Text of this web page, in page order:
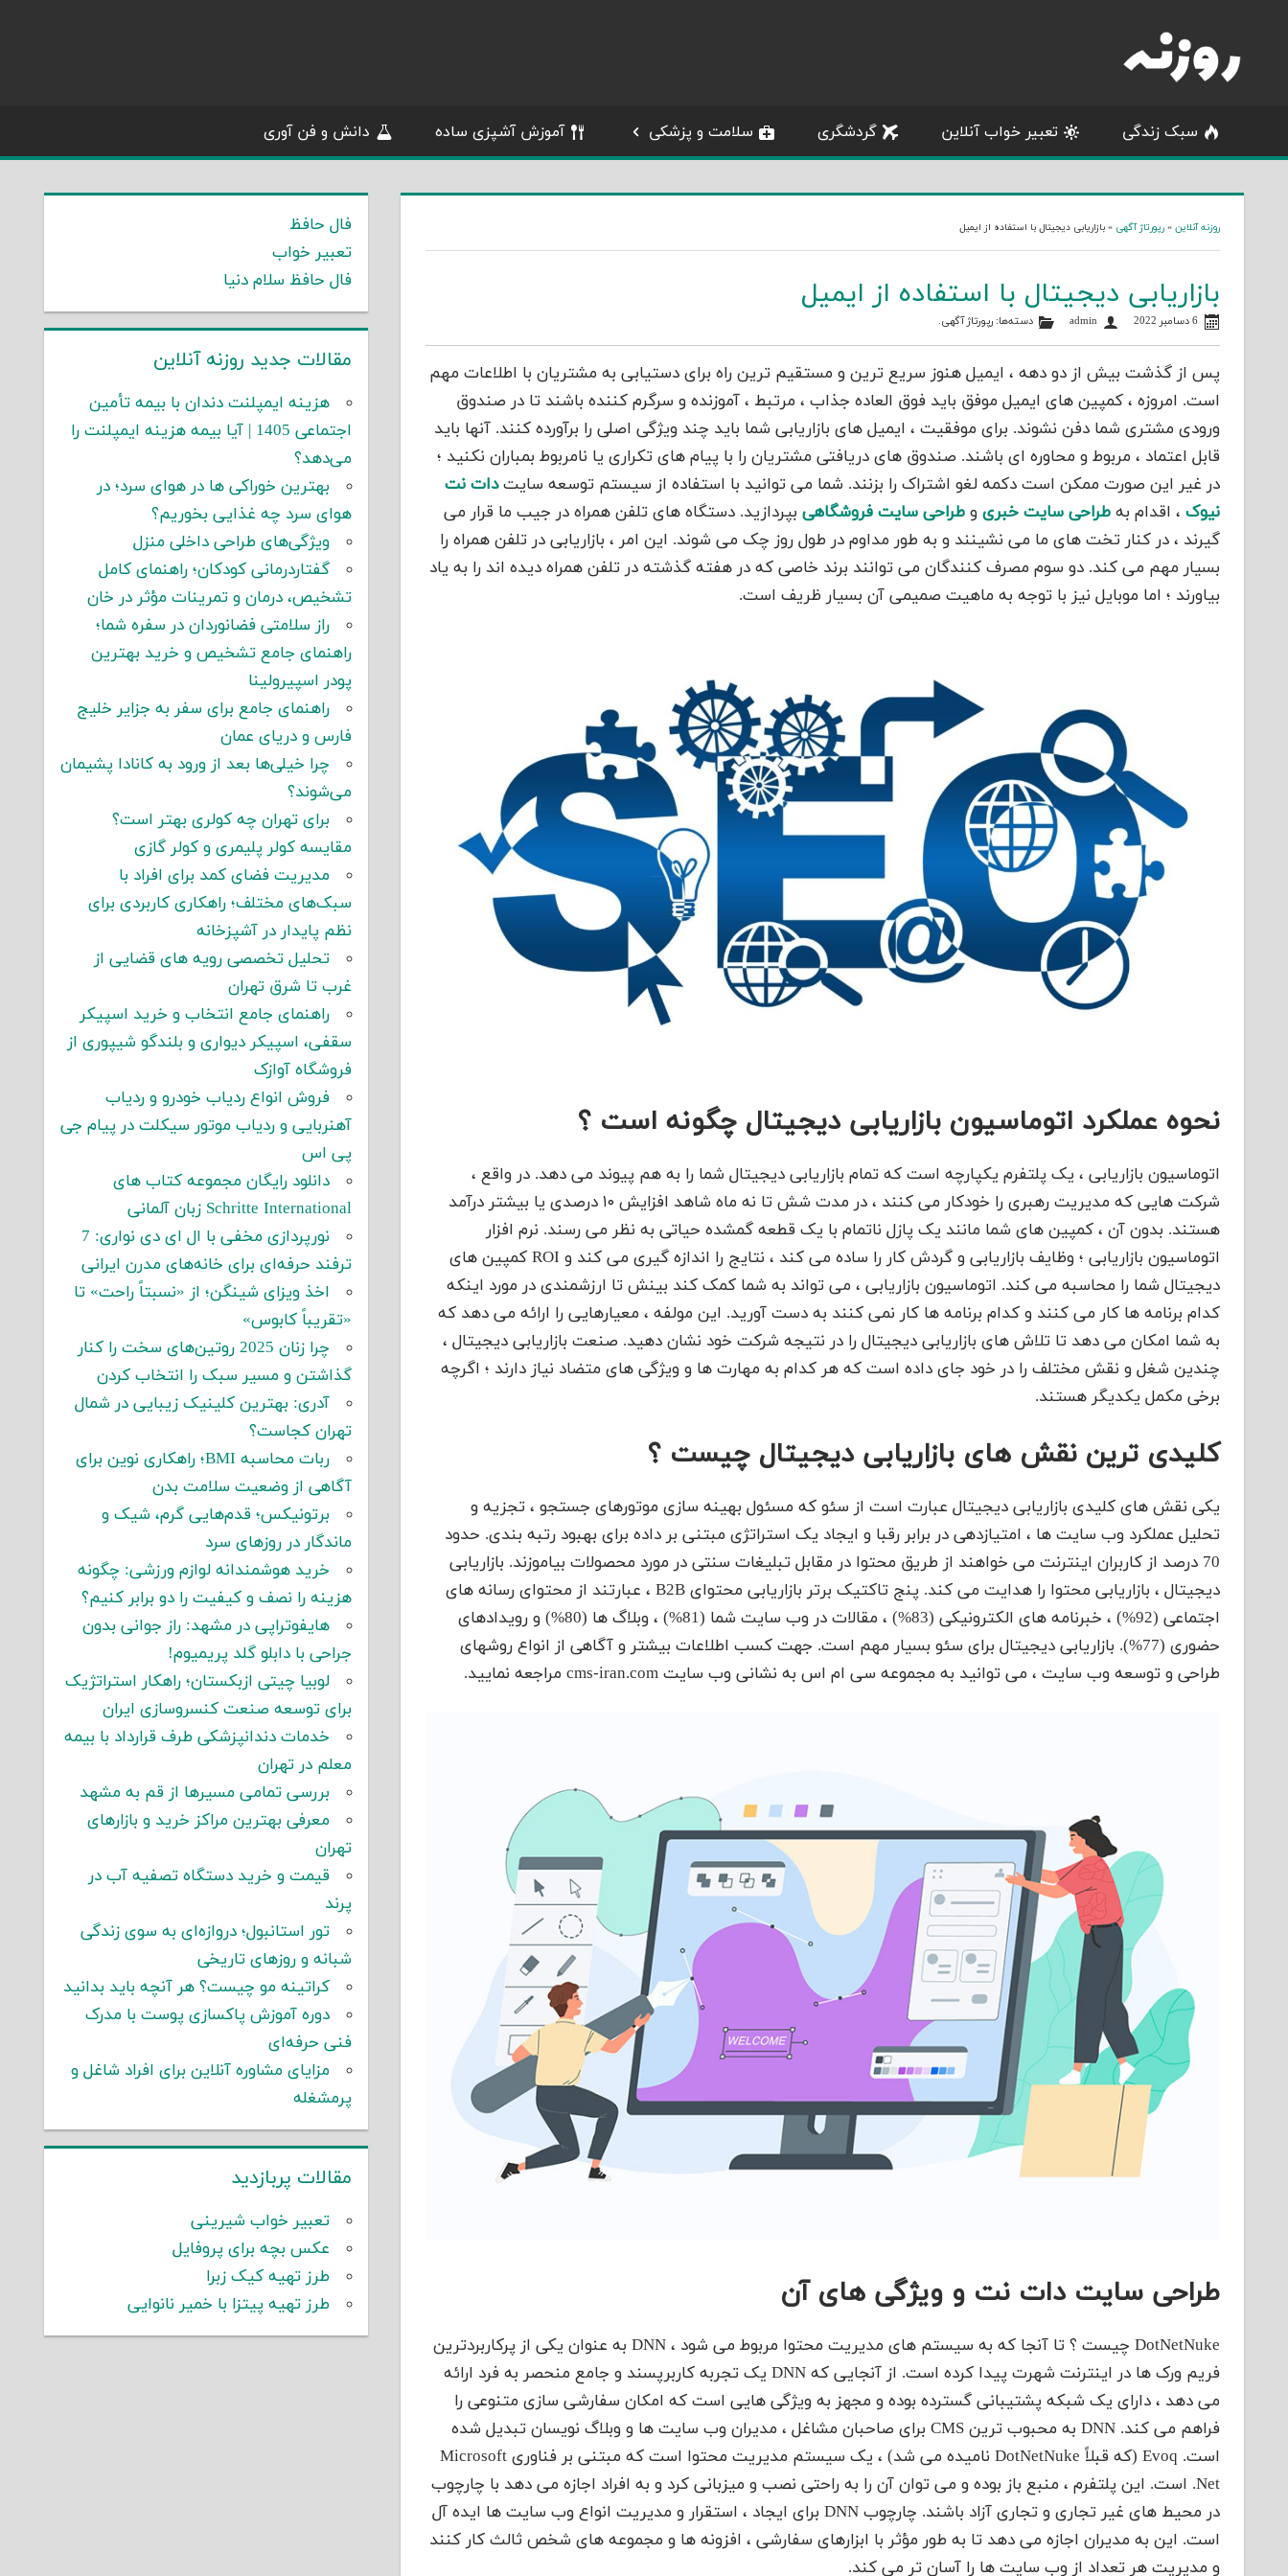
content
سبک زندگی تعبیر خواب آنلاین گردشگری سلامت و پزشکی آموزش آشپزی ساده دانش و فن آوری
روزنه آنلاین »رپورتاژ آگهی »بازاریابی دیجیتال با استفاده از ایمیل
بازاریابی دیجیتال با استفاده از ایمیل
6 دسامبر 2022 admin دسته‌ها:رپورتاژ آگهی.
پس از گذشت بیش از دو دهه ، ایمیل هنوز سریع‌ ترین و مستقیم‌ ترین راه برای دستیابی به مشتریان با اطلاعات مهم
است. امروزه ، کمپین های ایمیل موفق باید فوق العاده جذاب ، مرتبط ، آموزنده و سرگرم کننده باشند تا در صندوق
ورودی مشتری شما دفن نشوند. برای موفقیت ، ایمیل های بازاریابی شما باید چند ویژگی اصلی را برآورده کنند. آنها باید
قابل اعتماد ، مربوط و محاوره ای باشند. صندوق‌ های دریافتی مشتریان را با پیام‌ های تکراری یا نامربوط بمباران نکنید ؛
در غیر این صورت ممکن است دکمه لغو اشتراک را بزنند. شما می توانید با استفاده از سیستم توسعه سایتدات نت
نیوک ، اقدام بهطراحی سایت خبری وطراحی سایت فروشگاهی بپردازید. دستگاه های تلفن همراه در جیب ما قرار می
گیرند ، در کنار تخت های ما می نشینند و به طور مداوم در طول روز چک می شوند. این امر ، بازاریابی در تلفن همراه را
بسیار مهم می کند. دو سوم مصرف کنندگان می توانند برند خاصی که در هفته گذشته در تلفن همراه دیده اند را به یاد
بیاورند ؛ اما موبایل نیز با توجه به ماهیت صمیمی آن بسیار ظریف است.
نحوه عملکرد اتوماسیون بازاریابی دیجیتال چگونه است ؟
اتوماسیون بازاریابی ، یک پلتفرم یکپارچه است که تمام بازاریابی دیجیتال شما را به هم پیوند می دهد. در واقع ،
شرکت‌ هایی که مدیریت رهبری را خودکار می‌ کنند ، در مدت شش تا نه ماه شاهد افزایش ۱۰ درصدی یا بیشتر درآمد
هستند. بدون آن ، کمپین های شما مانند یک پازل ناتمام با یک قطعه گمشده حیاتی به نظر می رسند. نرم افزار
اتوماسیون بازاریابی ؛ وظایف بازاریابی و گردش کار را ساده می کند ، نتایج را اندازه گیری می کند و ROI کمپین های
دیجیتال شما را محاسبه می کند. اتوماسیون بازاریابی ، می تواند به شما کمک کند بینش تا ارزشمندی در مورد اینکه
کدام برنامه ها کار می کنند و کدام برنامه ها کار نمی کنند به دست آورید. این مولفه ، معیارهایی را ارائه می دهد که
به شما امکان می دهد تا تلاش های بازاریابی دیجیتال را در نتیجه شرکت خود نشان دهید. صنعت بازاریابی دیجیتال ،
چندین شغل و نقش مختلف را در خود جای داده است که هر کدام به مهارت ها و ویژگی های متضاد نیاز دارند ؛ اگرچه
برخی مکمل یکدیگر هستند.
کلیدی ترین نقش های بازاریابی دیجیتال چیست ؟
یکی نقش های کلیدی بازاریابی دیجیتال عبارت است از سئو که مسئول بهینه سازی موتورهای جستجو ، تجزیه و
تحلیل عملکرد وب سایت ها ، امتیازدهی در برابر رقبا و ایجاد یک استراتژی مبتنی بر داده برای بهبود رتبه بندی. حدود
70 درصد از کاربران اینترنت می خواهند از طریق محتوا در مقابل تبلیغات سنتی در مورد محصولات بیاموزند. بازاریابی
دیجیتال ، بازاریابی محتوا را هدایت می کند. پنج تاکتیک برتر بازاریابی محتوای B2B ، عبارتند از محتوای رسانه های
اجتماعی (92%) ، خبرنامه های الکترونیکی (83%) ، مقالات در وب سایت شما (81%) ، وبلاگ ها (80%) و رویدادهای
حضوری (77%). بازاریابی دیجیتال برای سئو بسیار مهم است. جهت کسب اطلاعات بیشتر و آگاهی از انواع روشهای
طراحی و توسعه وب سایت ، می توانید به مجموعه سی ام اس به نشانی وب سایت cms-iran.com مراجعه نمایید.
طراحی سایت دات نت و ویژگی های آن
DotNetNuke چیست ؟ تا آنجا که به سیستم های مدیریت محتوا مربوط می شود ، DNN به عنوان یکی از پرکاربردترین
فریم ورک ها در اینترنت شهرت پیدا کرده است. از آنجایی که DNN یک تجربه کاربرپسند و جامع منحصر به فرد ارائه
می دهد ، دارای یک شبکه پشتیبانی گسترده بوده و مجهز به ویژگی هایی است که امکان سفارشی سازی متنوعی را
فراهم می کند. DNN به محبوب ترین CMS برای صاحبان مشاغل ، مدیران وب سایت ها و وبلاگ نویسان تبدیل شده
است. Evoq (که قبلاً DotNetNuke نامیده می شد) ، یک سیستم مدیریت محتوا است که مبتنی بر فناوری Microsoft
.Net است. این پلتفرم ، منبع باز بوده و می‌ توان آن را به راحتی نصب و میزبانی کرد و به افراد اجازه می‌ دهد با چارچوب
در محیط‌ های غیر تجاری و تجاری آزاد باشند. چارچوب DNN برای ایجاد ، استقرار و مدیریت انواع وب سایت ها ایده آل
است. این به مدیران اجازه می دهد تا به طور مؤثر با ابزارهای سفارشی ، افزونه ها و مجموعه های شخص ثالث کار کنند
و مدیریت هر تعداد از وب سایت ها را آسان تر می کند.
فال حافظ
تعبیر خواب
فال حافظ سلام دنیا
مقالات جدید روزنه آنلاین
هزینه ایمپلنت دندان با بیمه تأمین
اجتماعی 1405 | آیا بیمه هزینه ایمپلنت را
می‌دهد؟
بهترین خوراکی ها در هوای سرد؛ در
هوای سرد چه غذایی بخوریم؟
ویژگی‌های طراحی داخلی منزل
گفتاردرمانی کودکان؛ راهنمای کامل
تشخیص، درمان و تمرینات مؤثر در خان
راز سلامتی فضانوردان در سفره شما؛
راهنمای جامع تشخیص و خرید بهترین
پودر اسپیرولینا
راهنمای جامع برای سفر به جزایر خلیج
فارس و دریای عمان
چرا خیلی‌ها بعد از ورود به کانادا پشیمان
می‌شوند؟
برای تهران چه کولری بهتر است؟
مقایسه کولر پلیمری و کولر گازی
مدیریت فضای کمد برای افراد با
سبک‌های مختلف؛ راهکاری کاربردی برای
نظم پایدار در آشپزخانه
تحلیل تخصصی رویه های قضایی از
غرب تا شرق تهران
راهنمای جامع انتخاب و خرید اسپیکر
سقفی، اسپیکر دیواری و بلندگو شیپوری از
فروشگاه آوازک
فروش انواع ردیاب خودرو و ردیاب
آهنربایی و ردیاب موتور سیکلت در پیام جی
پی اس
دانلود رایگان مجموعه کتاب های
Schritte International زبان آلمانی
نورپردازی مخفی با ال ای دی نواری: 7
ترفند حرفه‌ای برای خانه‌های مدرن ایرانی
اخذ ویزای شینگن؛ از «نسبتاً راحت» تا
«تقریباً کابوس»
چرا زنان 2025 روتین‌های سخت را کنار
گذاشتن و مسیر سبک را انتخاب کردن
آدری: بهترین کلینیک زیبایی در شمال
تهران کجاست؟
ربات محاسبه BMI؛ راهکاری نوین برای
آگاهی از وضعیت سلامت بدن
برتونیکس؛ قدم‌هایی گرم، شیک و
ماندگار در روزهای سرد
خرید هوشمندانه لوازم ورزشی: چگونه
هزینه را نصف و کیفیت را دو برابر کنیم؟
هایفوتراپی در مشهد: راز جوانی بدون
جراحی با دابلو گلد پریمیوم!
لوبیا چیتی ازبکستان؛ راهکار استراتژیک
برای توسعه صنعت کنسروسازی ایران
خدمات دندانپزشکی طرف قرارداد با بیمه
معلم در تهران
بررسی تمامی مسیرها از قم به مشهد
معرفی بهترین مراکز خرید و بازارهای
تهران
قیمت و خرید دستگاه تصفیه آب در
پرند
تور استانبول؛ دروازه‌ای به سوی زندگی
شبانه و روزهای تاریخی
کراتینه مو چیست؟ هر آنچه باید بدانید
دوره آموزش پاکسازی پوست با مدرک
فنی حرفه‌ای
مزایای مشاوره آنلاین برای افراد شاغل و
پرمشغله
مقالات پربازدید
تعبیر خواب شیرینی
عکس بچه برای پروفایل
طرز تهیه کیک زبرا
طرز تهیه پیتزا با خمیر نانوایی